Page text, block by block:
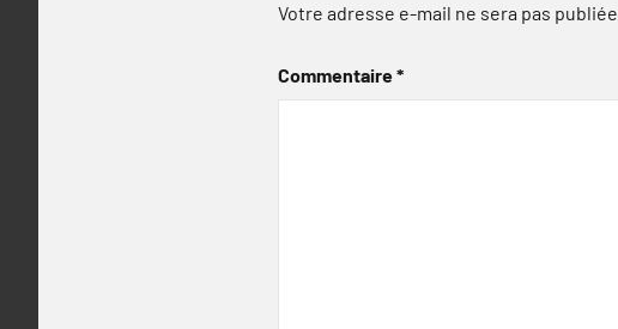
Votre adresse e-mail ne sera pas publiée.
Commentaire*